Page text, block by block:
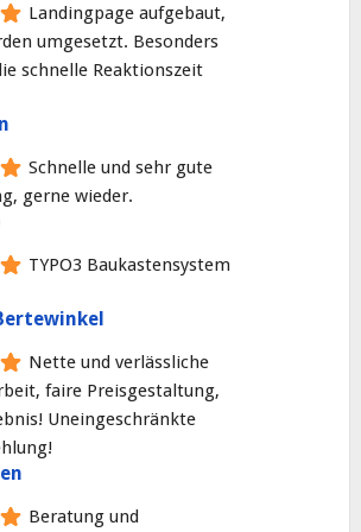
Landingpage aufgebaut,
umgesetzt. Besonders
schnelle Reaktionszeit
Schnelle und sehr gute
gerne wieder.
TYPO3 Baukastensystem
Nette und verlässliche
faire Preisgestaltung,
Uneingeschränkte
Beratung und